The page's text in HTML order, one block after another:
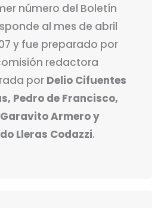
número del Boletín
al mes de abril
y fue preparado por
redactora
por Delio Cifuentes
Pedro de Francisco,
Armero y
Lleras Codazzi.